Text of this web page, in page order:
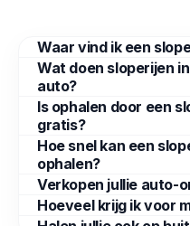
Waar vind ik een
Wat doen sloperijen
auto?
Is ophalen door een
gratis?
Hoe snel kan een
ophalen?
Verkopen jullie auto-
Hoeveel krijg ik voor